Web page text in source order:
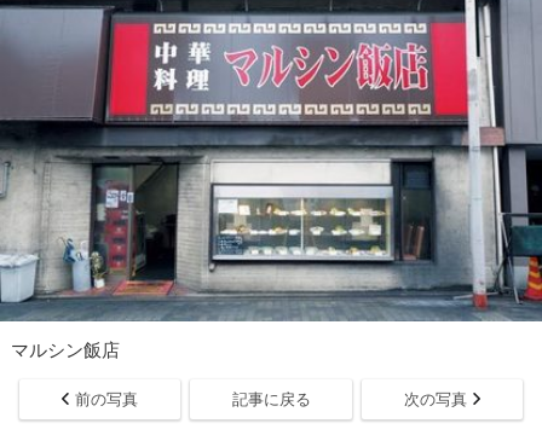
マルシン飯店
前の写真 記事に戻る 次の写真